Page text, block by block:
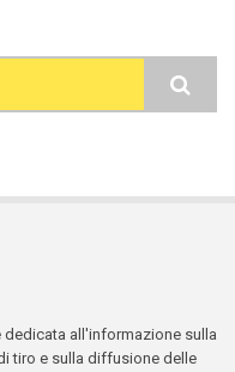
dedicata all'informazione sulla
tiro e sulla diffusione delle